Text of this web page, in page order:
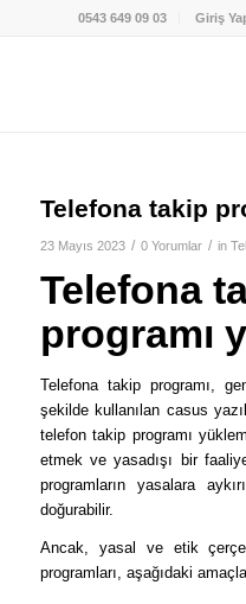
0543 649 09 03 Giriş
Telefona takip
23 Mayıs 2023 / 0 Yorumlar / in
Telefona
programı
Telefona takip programı,
şekilde kullanılan casus
telefon takip programı
etmek ve yasadışı bir
programların yasalara
doğurabilir.
Ancak, yasal ve etik
programları, aşağıdaki